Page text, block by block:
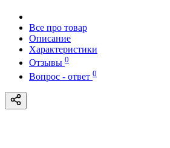
Все про товар
Описание
Характеристики
Отзывы 0
Вопрос - ответ 0